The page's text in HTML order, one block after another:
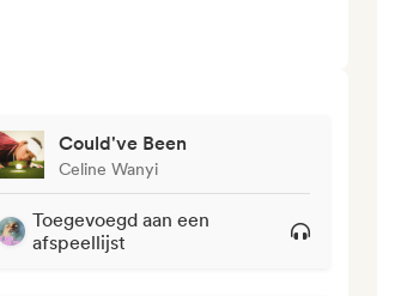
Could've Been
Celine Wanyi
Toegevoegd aan een
afspeellijst